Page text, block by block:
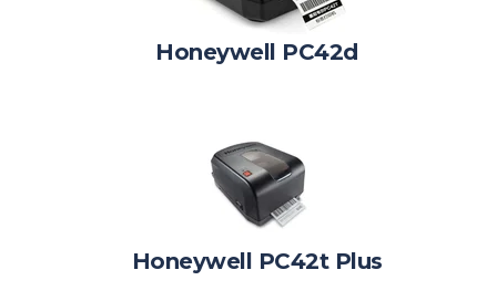
Honeywell PC42d
Honeywell PC42t Plus